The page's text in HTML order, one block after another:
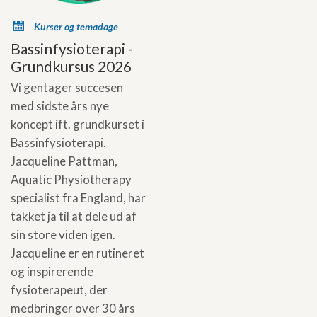
x Kurser og temadage
Bassinfysioterapi -
Grundkursus 2026
Vi gentager succesen
med sidste års nye
koncept ift. grundkurset i
Bassinfysioterapi.
Jacqueline Pattman,
Aquatic Physiotherapy
specialist fra England, har
takket ja til at dele ud af
sin store viden igen.
Jacqueline er en rutineret
og inspirerende
fysioterapeut, der
medbringer over 30 års